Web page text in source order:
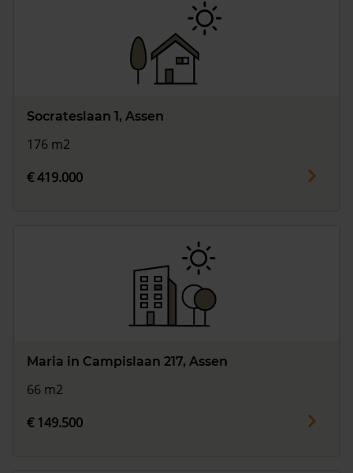
Socrateslaan 1, Assen
176 m2
€ 419.000
Maria in Campislaan 217, Assen
66 m2
€ 149.500